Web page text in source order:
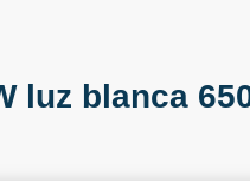
luz blanca